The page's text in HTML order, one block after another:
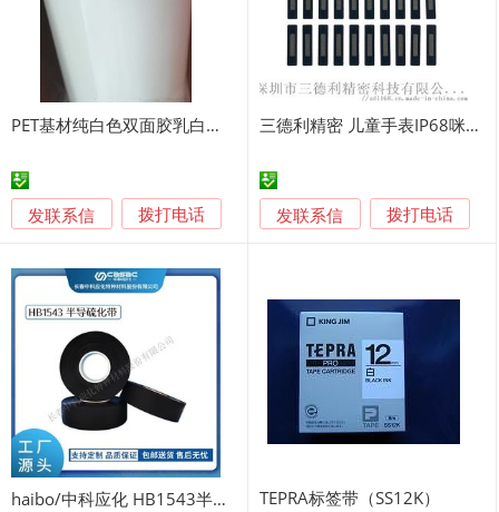
PET基材纯白色双面胶乳白双面胶 白白胶
发联系信 拨打电话
三德利精密 儿童手表IP68咪头防水膜防尘网
发联系信 拨打电话
haibo/中科应化 HB1543半导硫化带 TEPRA标签带（SS12K）